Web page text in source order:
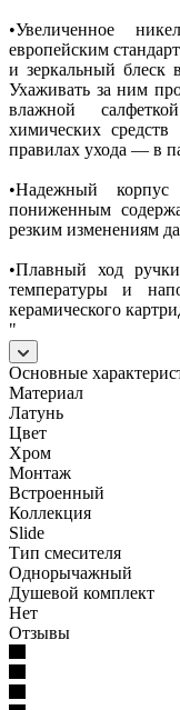
•Увеличенное
европейским
и зеркальный блеск
Ухаживать за ним
влажной
химических
правилах ухода — в
•Надежный
пониженным
резким изменениям
•Плавный ход
температуры и
керамического
"
Основные
Материал
Латунь
Цвет
Хром
Монтаж
Встроенный
Коллекция
Slide
Тип смесителя
Однорычажный
Душевой комплект
Нет
Отзывы